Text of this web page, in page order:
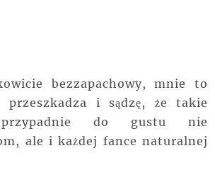
bezzapachowy, mnie to
przeszkadza i sądzę, że takie
przypadnie do gustu nie
, ale i każdej fance naturalnej